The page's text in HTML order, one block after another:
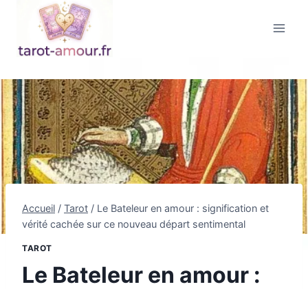
contenu
Accueil / Tarot / Le Bateleur en amour : signification et
vérité cachée sur ce nouveau départ sentimental
TAROT
Le Bateleur en amour :